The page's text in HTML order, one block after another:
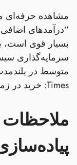
مشاهده حرفه‌ای
“درآمدهای
بسیار قوی است،
سرمایه‌گذاری
Times: خرید در زمان افت).